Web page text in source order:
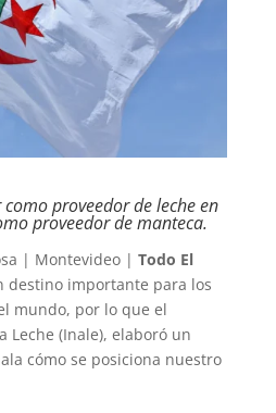
proveedor de leche en
proveedor de manteca.
| Montevideo | Todo El
destino importante para los
mundo, por lo que el
Leche (Inale), elaboró un
cómo se posiciona nuestro